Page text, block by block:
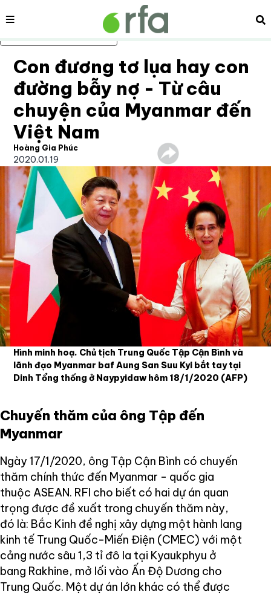
Bỏ qua nội dung chính
Nội dung
Con đương tơ lụa hay con
đường bẫy nợ - Từ câu
chuyện của Myanmar đến
Việt Nam
Hoàng Gia Phúc
2020.01.19
Hình minh hoạ. Chủ tịch Trung Quốc Tập Cận Bình và
lãnh đạo Myanmar baf Aung San Suu Kyi bắt tay tại
Dinh Tổng thống ở Naypyidaw hôm 18/1/2020 (AFP)
Chuyến thăm của ông Tập đến
Myanmar
Ngày 17/1/2020, ông Tập Cận Bình có chuyến
thăm chính thức đến Myanmar - quốc gia
thuộc ASEAN. RFI cho biết có hai dự án quan
trọng được đề xuất trong chuyến thăm này,
đó là: Bắc Kinh đề nghị xây dựng một hành lang
kinh tế Trung Quốc-Miến Điện (CMEC) với một
cảng nước sâu 1,3 tỉ đô la tại Kyaukphyu ở
bang Rakhine, mở lối vào Ấn Độ Dương cho
Trung Quốc. Một dự án lớn khác có thể được